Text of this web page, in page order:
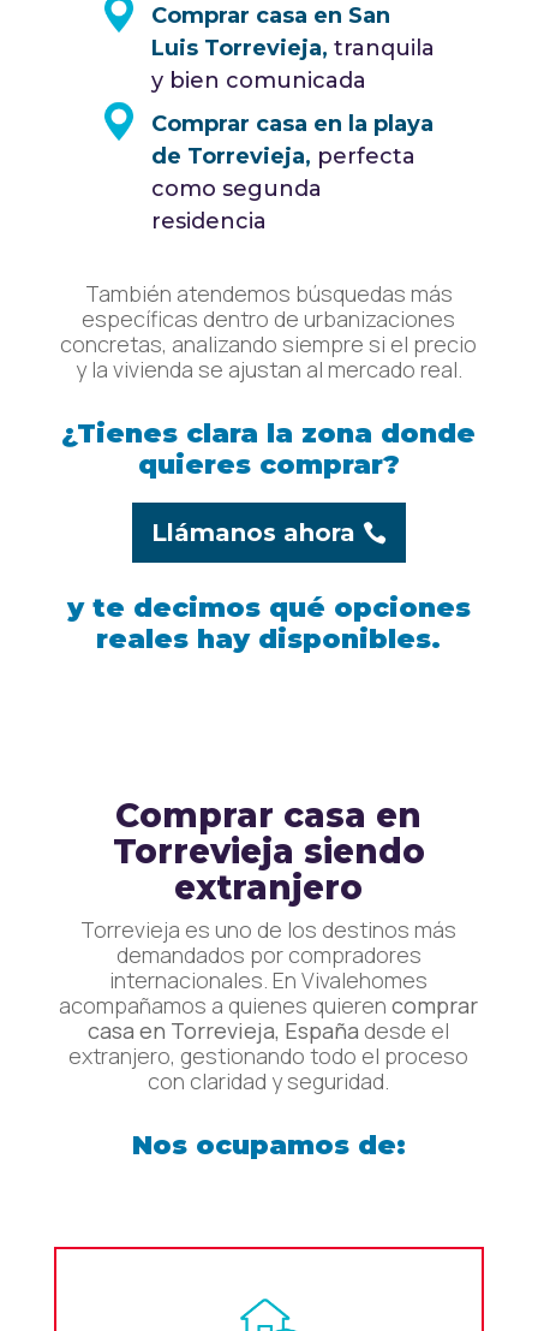
Comprar casa en San
Luis Torrevieja, tranquila
y bien comunicada
Comprar casa en la playa
de Torrevieja, perfecta
como segunda
residencia
También atendemos búsquedas más
específicas dentro de urbanizaciones
concretas, analizando siempre si el precio
y la vivienda se ajustan al mercado real.
¿Tienes clara la zona donde
quieres comprar?
Llámanos ahora
y te decimos qué opciones
reales hay disponibles.
Comprar casa en
Torrevieja siendo
extranjero
Torrevieja es uno de los destinos más
demandados por compradores
internacionales. En Vivalehomes
acompañamos a quienes quierencomprar
casa en Torrevieja, España desde el
extranjero, gestionando todo el proceso
con claridad y seguridad.
Nos ocupamos de: